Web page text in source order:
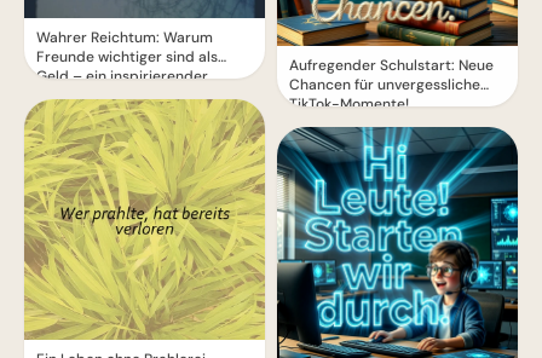
Wahrer Reichtum: Warum
Freunde wichtiger sind als
Geld – ein inspirierender
Spruch
Aufregender Schulstart: Neue
Chancen für unvergessliche
TikTok-Momente!